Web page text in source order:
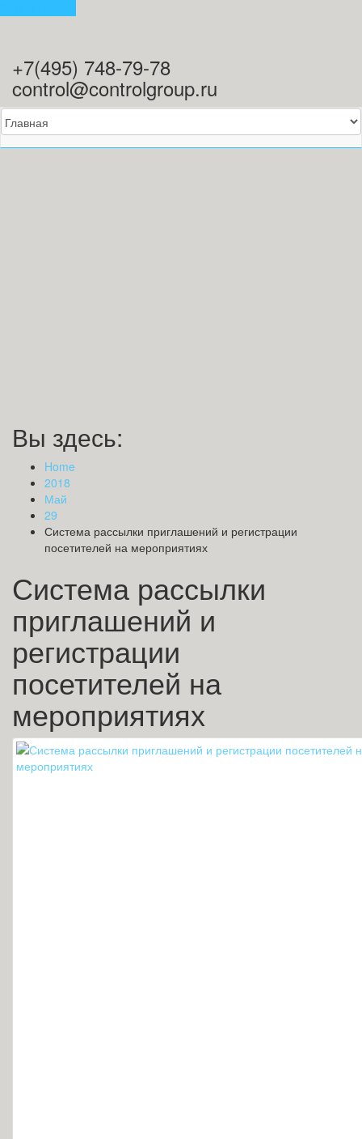
+7(495) 748-79-78
control@controlgroup.ru
Вы здесь:
Home
2018
Май
29
Система рассылки приглашений и регистрации
посетителей на мероприятиях
Система рассылки
приглашений и
регистрации
посетителей на
мероприятиях